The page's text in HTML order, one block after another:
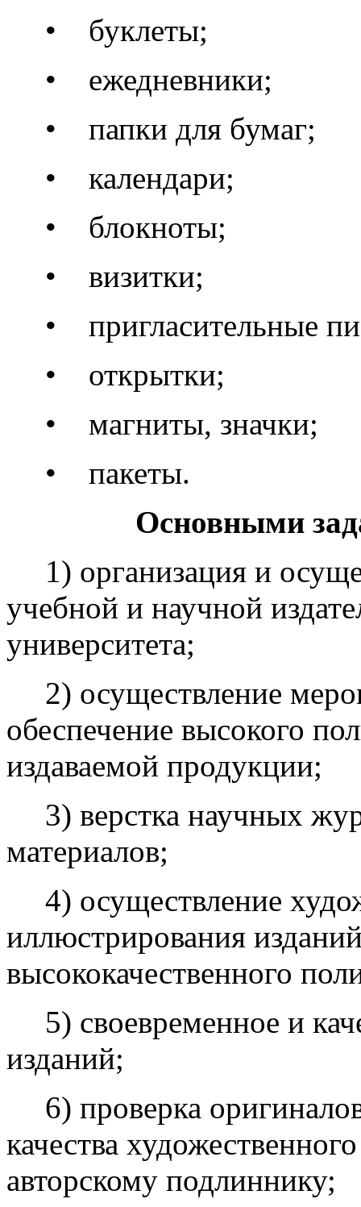
• буклеты;
• ежедневники;
• папки для бумаг;
• календари;
• блокноты;
• визитки;
• пригласительные
• открытки;
• магниты, значки;
• пакеты.
Основными
1) организация и
учебной и научной
университета;
2) осуществление
обеспечение высокого
издаваемой продукции;
3) верстка научных
материалов;
4) осуществление
иллюстрирования
высококачественного
5) своевременное и
изданий;
6) проверка
качества
авторскому подлиннику;